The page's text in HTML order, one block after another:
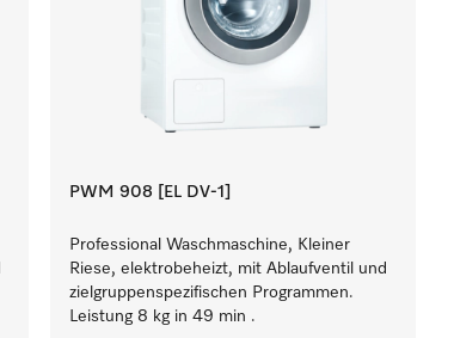
PWM 908 [EL DV-1]
Professional Waschmaschine, Kleiner
Riese, elektrobeheizt, mit Ablaufventil und
zielgruppenspezifischen Programmen.
Leistung 8 kg in 49 min .